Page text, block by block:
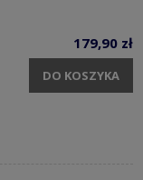
179,90 zł
DO KOSZYKA